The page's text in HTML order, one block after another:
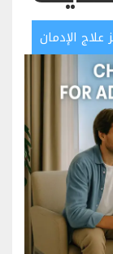
علاج الإدمان